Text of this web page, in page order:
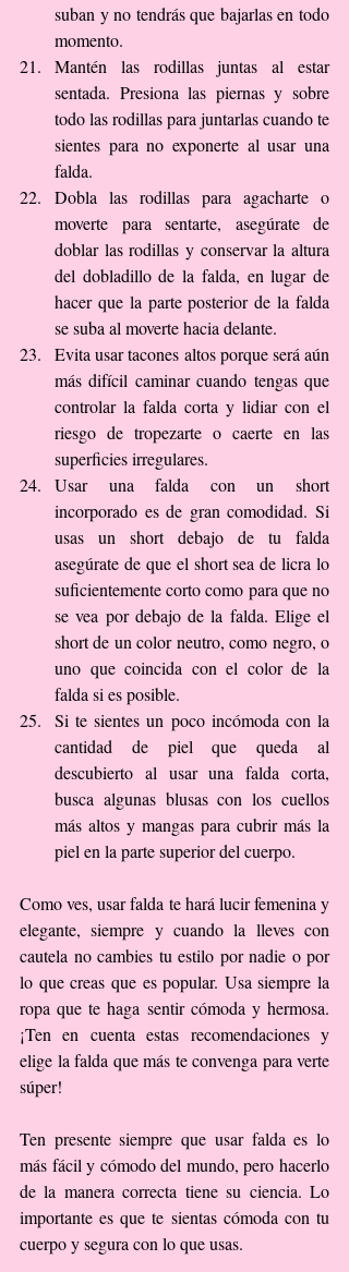
suban y no tendrás que bajarlas en todo
momento.
Mantén las rodillas juntas al estar
sentada. Presiona las piernas y sobre
todo las rodillas para juntarlas cuando te
sientes para no exponerte al usar una
falda.
Dobla las rodillas para agacharte o
moverte para sentarte, asegúrate de
doblar las rodillas y conservar la altura
del dobladillo de la falda, en lugar de
hacer que la parte posterior de la falda
se suba al moverte hacia delante.
Evita usar tacones altos porque será aún
más difícil caminar cuando tengas que
controlar la falda corta y lidiar con el
riesgo de tropezarte o caerte en las
superficies irregulares.
Usar una falda con un short
incorporado es de gran comodidad. Si
usas un short debajo de tu falda
asegúrate de que el short sea de licra lo
suficientemente corto como para que no
se vea por debajo de la falda. Elige el
short de un color neutro, como negro, o
uno que coincida con el color de la
falda si es posible.
Si te sientes un poco incómoda con la
cantidad de piel que queda al
descubierto al usar una falda corta,
busca algunas blusas con los cuellos
más altos y mangas para cubrir más la
piel en la parte superior del cuerpo.
Como ves, usar falda te hará lucir femenina y
elegante, siempre y cuando la lleves con
cautela no cambies tu estilo por nadie o por
lo que creas que es popular. Usa siempre la
ropa que te haga sentir cómoda y hermosa.
¡Ten en cuenta estas recomendaciones y
elige la falda que más te convenga para verte
súper!
Ten presente siempre que usar falda es lo
más fácil y cómodo del mundo, pero hacerlo
de la manera correcta tiene su ciencia. Lo
importante es que te sientas cómoda con tu
cuerpo y segura con lo que usas.